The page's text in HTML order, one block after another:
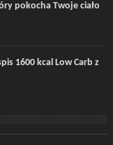
pokocha Twoje ciało
1600 kcal Low Carb z